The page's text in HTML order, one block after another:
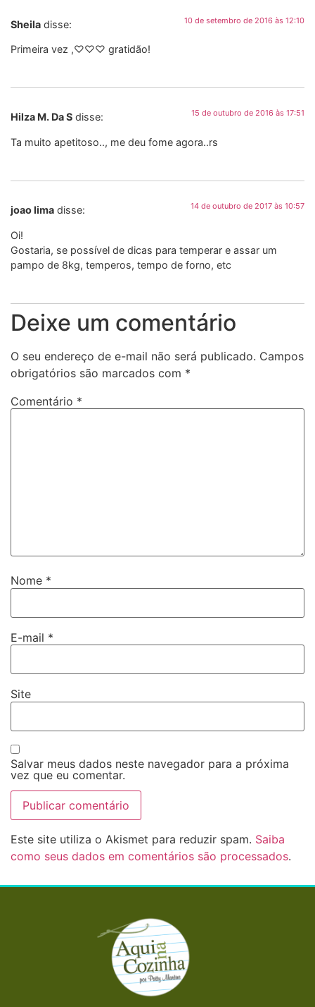
Sheila disse: 10 de setembro de 2016 às 12:10
Primeira vez ,♡♡♡ gratidão!
Hilza M. Da S disse: 15 de outubro de 2016 às 17:51
Ta muito apetitoso.., me deu fome agora..rs
joao lima disse: 14 de outubro de 2017 às 10:57
Oi!
Gostaria, se possível de dicas para temperar e assar um
pampo de 8kg, temperos, tempo de forno, etc
Deixe um comentário
O seu endereço de e-mail não será publicado. Campos
obrigatórios são marcados com *
Comentário *
Nome *
E-mail *
Site
Salvar meus dados neste navegador para a próxima
vez que eu comentar.
Este site utiliza o Akismet para reduzir spam. Saiba
como seus dados em comentários são processados.